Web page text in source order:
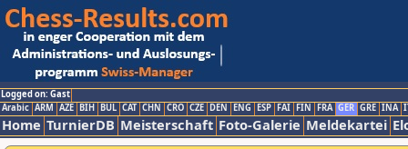
Logged on: Gast
Arabic ARM AZE BIH BUL CAT CHN CRO CZE DEN ENG ESP FAI FIN FRA GER GRE INA
Home TurnierDB Meisterschaft Foto-Galerie Meldekartei